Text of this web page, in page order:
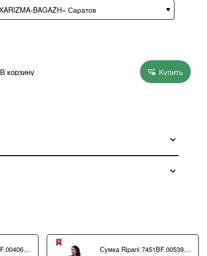
В корзину Купить
Сумка Ripani 7451BF.00406 Ecru/Sabbia
Сумка Ripani 7451BF.00539 Camel/Biscotto